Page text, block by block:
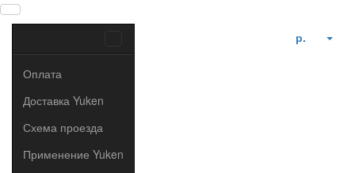
Оплата
Доставка Yuken
Схема проезда
Применение Yuken
р.